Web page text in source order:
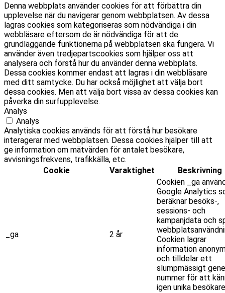
Denna webbplats använder cookies för att förbättra din
upplevelse när du navigerar genom webbplatsen. Av dessa
lagras cookies som kategoriseras som nödvändiga i din
webbläsare eftersom de är nödvändiga för att de
grundläggande funktionerna på webbplatsen ska fungera. Vi
använder även tredjepartscookies som hjälper oss att
analysera och förstå hur du använder denna webbplats.
Dessa cookies kommer endast att lagras i din webbläsare
med ditt samtycke. Du har också möjlighet att välja bort
dessa cookies. Men att välja bort vissa av dessa cookies kan
påverka din surfupplevelse.
Analys
Analys
Analytiska cookies används för att förstå hur besökare
interagerar med webbplatsen. Dessa cookies hjälper till att
ge information om mätvärden för antalet besökare,
avvisningsfrekvens, trafikkälla, etc.
Cookie
Varaktighet Beskrivning
_ga 2 år
Cookien _ga
Google Analytics
beräknar besöks-,
sessions- och
kampanjdata och
Cookien lagrar
information
och tilldelar ett
slumpmässigt
nummer för att
igen unika